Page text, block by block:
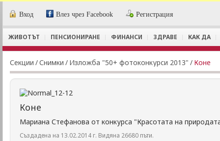
Вход Влез чрез Facebook Регистрация
ЖИВОТЪТ ПЕНСИОНИРАНЕ ФИНАНСИ ЗДРАВЕ КАК ДА
Секции /Снимки / Изложба "50+ фотоконкурси 2013" / Коне
Коне
Мариана Стефанова от конкурса "Красотата на
Създадена на 13.02.2014 г. Видяна 26680 пъти.